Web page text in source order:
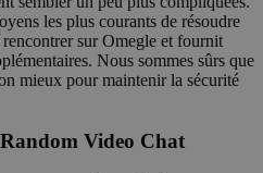
les plus courants de résoudre
sur Omegle et fournit
Nous sommes sûrs que
mieux pour maintenir la sécurité
Video Chat